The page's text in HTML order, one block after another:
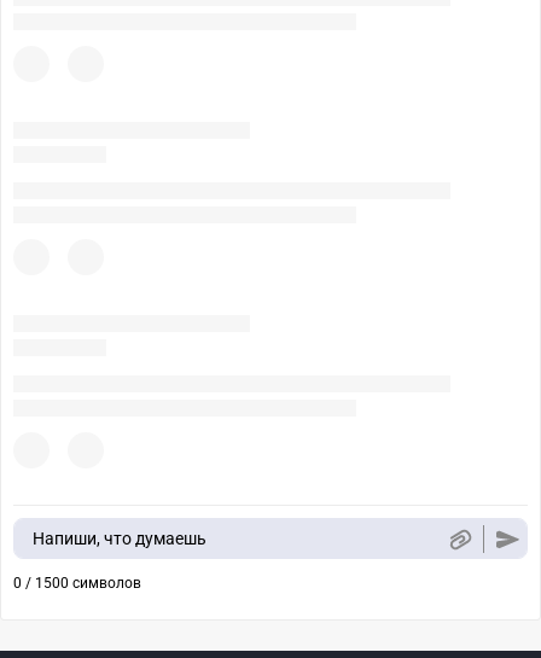
Напиши, что думаешь
0 / 1500 символов